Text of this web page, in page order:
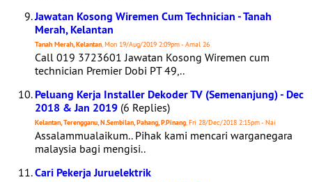
Jawatan Kosong Wiremen Cum Technician - Tanah
Merah, Kelantan
Tanah Merah, Kelantan, Mon 19/Aug/2019 2:09pm - Amal 26
Call 019 3723601 Jawatan Kosong Wiremen cum
technician Premier Dobi PT 49,..
Peluang Kerja Installer Dekoder TV (Semenanjung) - Dec
2018 & Jan 2019 (6 Replies)
Kelantan, Terengganu, N.Sembilan, Pahang, P.Pinang, Fri 28/Dec/2018 2:15pm - Nai
Assalammualaikum.. Pihak kami mencari warganegara
malaysia bagi mengisi..
Cari Pekerja Juruelektrik